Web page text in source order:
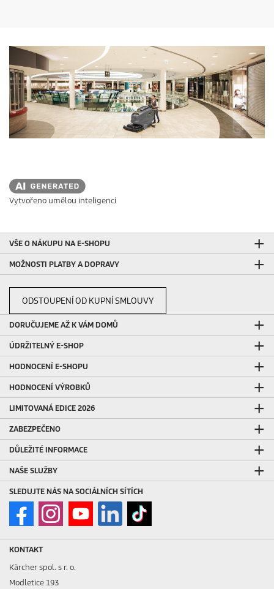
k
Vytvořeno umělou inteligencí
VŠE O NÁKUPU NA E-SHOPU
MOŽNOSTI PLATBY A DOPRAVY
ODSTOUPENÍ OD KUPNÍ SMLOUVY
DORUČUJEME AŽ K VÁM DOMŮ
ÚDRŽITELNÝ E-SHOP
HODNOCENÍ E-SHOPU
HODNOCENÍ VÝROBKŮ
LIMITOVANÁ EDICE 2026
ZABEZPEČENO
DŮLEŽITÉ INFORMACE
NAŠE SLUŽBY
SLEDUJTE NÁS NA SOCIÁLNÍCH SÍTÍCH
KONTAKT
Kärcher spol. s r. o.
Modletice 193